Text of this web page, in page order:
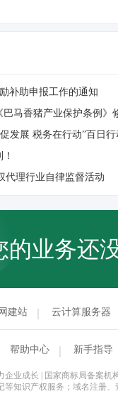
补助申报工作的通知
马香猪产业保护条例》
发展 税务在行动”百日行
代理行业自律监督活动
的业务还
建站 云计算服务器
帮助中心 新手指导
企业成长 | 国家商标局备案
等知识产权服务；域名注册